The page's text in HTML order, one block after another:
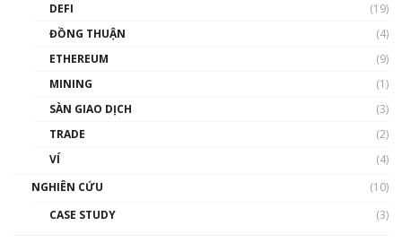
Phổ cập Blockchain
thống & Crypto qua các cuộc chiến | Phổ cập
DEFI
(19)
ĐỒNG THUẬN
(4)
ETHEREUM
(9)
MINING
(1)
SÀN GIAO DỊCH
(3)
TRADE
(2)
VÍ
(4)
NGHIÊN CỨU
(10)
CASE STUDY
(3)